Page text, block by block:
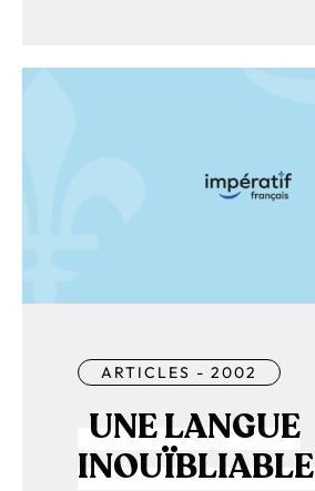
ARTICLES - 2002
UNE LANGUE
INOUÏBLIABLE